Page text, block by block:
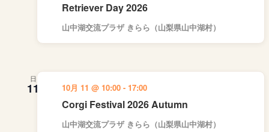
ョ
ン
表
Retriever Day 2026
山中湖交流プラザ きらら（山梨県山中湖村）
日
11
Corgi Festival 2026 Autumn
10月 11 @ 10:00 - 17:00
山中湖交流プラザ きらら（山梨県山中湖村）